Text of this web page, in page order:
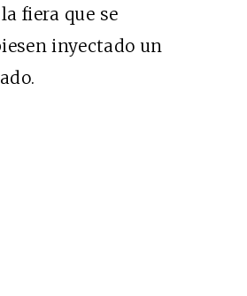
fiera que se
inyectado un